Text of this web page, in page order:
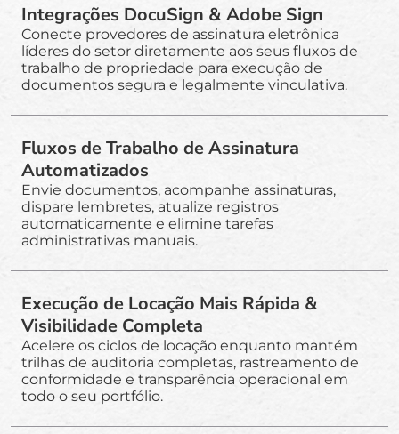
Integrações DocuSign & Adobe Sign
Conecte provedores de assinatura eletrônica
líderes do setor diretamente aos seus fluxos de
trabalho de propriedade para execução de
documentos segura e legalmente vinculativa.
Fluxos de Trabalho de Assinatura
Automatizados
Envie documentos, acompanhe assinaturas,
dispare lembretes, atualize registros
automaticamente e elimine tarefas
administrativas manuais.
Execução de Locação Mais Rápida &
Visibilidade Completa
Acelere os ciclos de locação enquanto mantém
trilhas de auditoria completas, rastreamento de
conformidade e transparência operacional em
todo o seu portfólio.